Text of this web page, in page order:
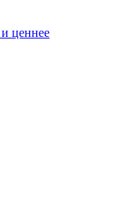
ценнее